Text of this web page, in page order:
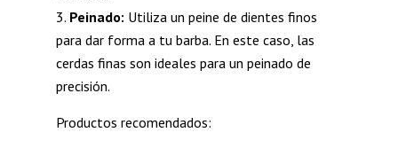
Peinado: Utiliza un peine de dientes finos
para dar forma a tu barba. En este caso, las
cerdas finas son ideales para un peinado de
precisión.
Productos recomendados: